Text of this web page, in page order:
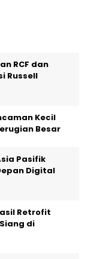
RCF dan
Russell
Kecil
Besar
Pasifik
Digital
Retrofit
di